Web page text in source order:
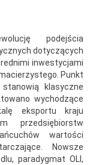
podejścia
dotyczących
inwestycjami
Punkt
klasyczne
wychodzące
eksportu kraju
przedsiębiorstw
wartości
Nowsze
paradygmat OLI,